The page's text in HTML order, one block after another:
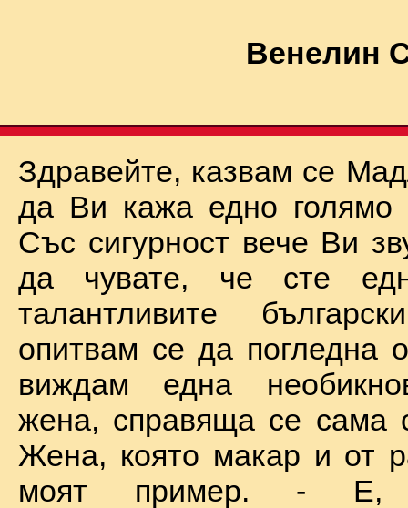
Венелин
Здравейте, казвам се
да Ви кажа едно голямо
Със сигурност вече Ви
да чувате, че сте
талантливите
опитвам се да погледна
виждам една
жена, справяща се сама
Жена, която макар и от
моят пример. - Е,